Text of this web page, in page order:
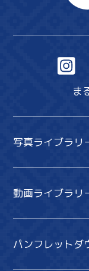
ま
写真ライブラリ
動画ライブラリ
パンフレットダ